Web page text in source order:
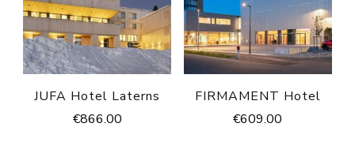
JUFA Hotel Laterns
€866.00
FIRMAMENT Hotel
€609.00